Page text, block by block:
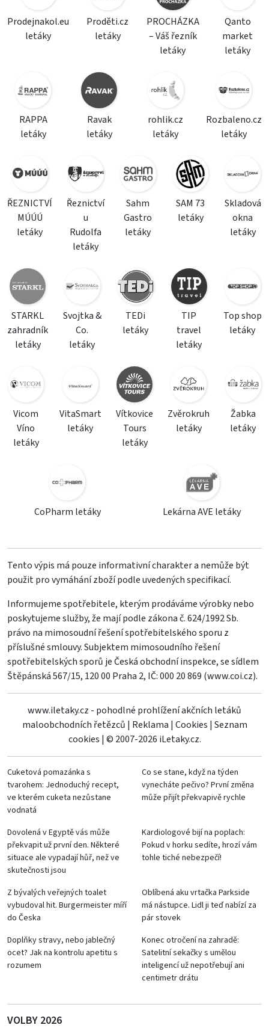
Prodejnakol.eu
letáky
Proděti.cz
letáky
PROCHÁZKA
– Váš řezník
letáky
Qanto
market
letáky
RAPPA
letáky
Ravak
letáky
rohlik.cz
letáky
Rozbaleno.cz
letáky
ŘEZNICTVÍ
MÚÚÚ
letáky
Řeznictví
u
Rudolfa
letáky
Sahm
Gastro
letáky
SAM 73
letáky
Skladová
okna
letáky
STARKL
zahradník
letáky
Svojtka &
Co.
letáky
TEDi
letáky
TIP
travel
letáky
Top shop
letáky
Vicom
Víno
letáky
VitaSmart
letáky
Vítkovice
Tours
letáky
Zvěrokruh
letáky
Žabka
letáky
CoPharm letáky Lekárna AVE letáky
Tento výpis má pouze informativní charakter a nemůže být
použit pro vymáhání zboží podle uvedených specifikací.
Informujeme spotřebitele, kterým prodáváme výrobky nebo
poskytujeme služby, že mají podle zákona č. 624/1992 Sb.
právo na mimosoudní řešení spotřebitelského sporu z
příslušné smlouvy. Subjektem mimosoudního řešení
spotřebitelských sporů je Česká obchodní inspekce, se sídlem
Štěpánská 567/15, 120 00 Praha 2, IČ: 000 20 869 (www.coi.cz).
www.iletaky.cz - pohodlné prohlížení akčních letáků
maloobchodních řetězců | Reklama | Cookies | Seznam
cookies | © 2007-2026 iLetaky.cz.
Cuketová pomazánka s
tvarohem: Jednoduchý recept,
ve kterém cuketa nezůstane
vodnatá
Co se stane, když na týden
vynecháte pečivo? První změna
může přijít překvapivě rychle
Dovolená v Egyptě vás může
překvapit už první den. Některé
situace ale vypadají hůř, než ve
skutečnosti jsou
Kardiologové bijí na poplach:
Pokud v horku sedíte, hrozí vám
tohle tiché nebezpečí!
Z bývalých veřejných toalet
vybudoval hit. Burgermeister míří
do Česka
Oblíbená aku vrtačka Parkside
má nástupce. Lidl ji teď nabízí za
pár stovek
Doplňky stravy, nebo jablečný
ocet? Jak na kontrolu apetitu s
rozumem
Konec otročení na zahradě:
Satelitní sekačky s umělou
inteligencí už nepotřebují ani
centimetr drátu
VOLBY 2026